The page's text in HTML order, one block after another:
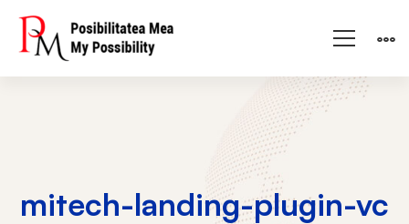
mitech-landing-plugin-vc